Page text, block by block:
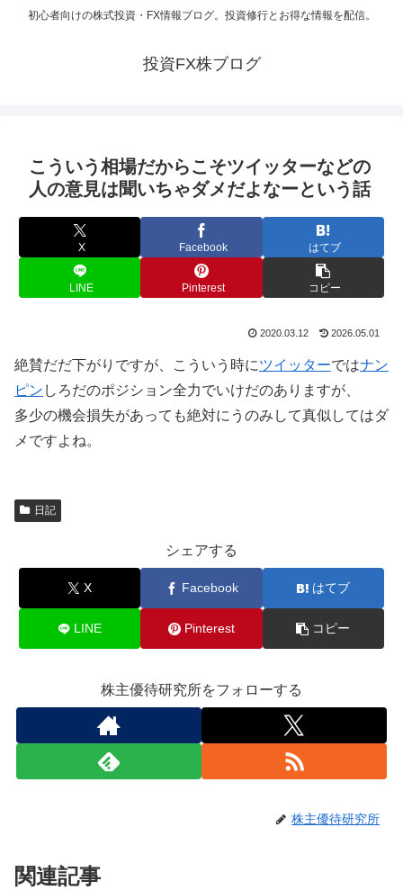
初心者向けの株式投資・FX情報ブログ。投資修行とお得な情報を配信。
投資FX株ブログ
こういう相場だからこそツイッターなどの
人の意見は聞いちゃダメだよなーという話
X Facebook はてブ
LINE Pinterest コピー
2020.03.12 2026.05.01
絶賛だだ下がりですが、こういう時にツイッターではナン
ピン しろだのポジション全力でいけだのありますが、
多少の機会損失があっても絶対にうのみして真似してはダ
メですよね。
日記
シェアする
X Facebook はてブ
LINE Pinterest コピー
株主優待研究所をフォローする
株主優待研究所
関連記事